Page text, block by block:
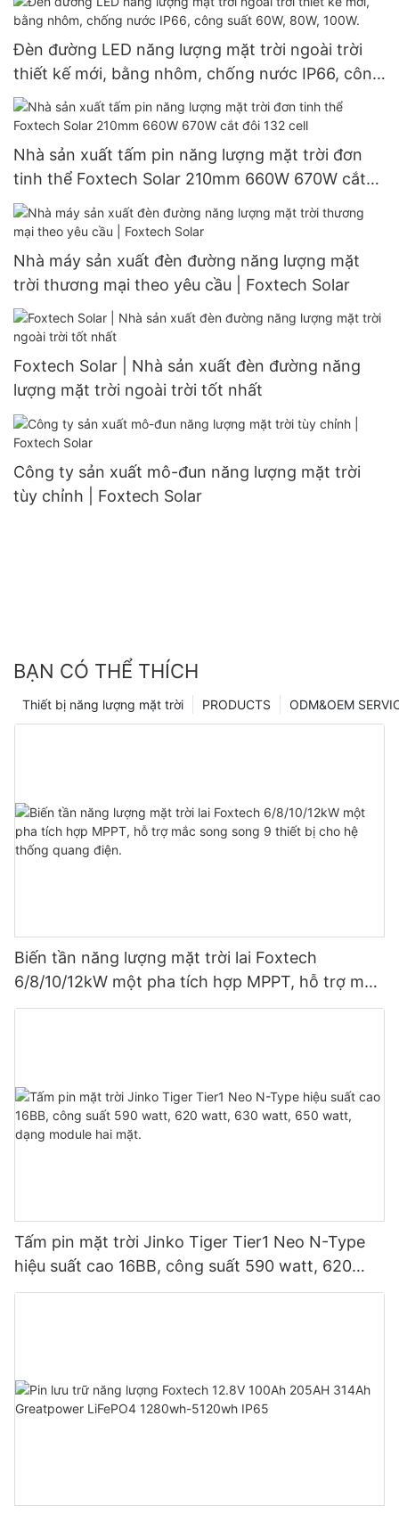
Đèn đường LED năng lượng mặt trời ngoài trời
thiết kế mới, bằng nhôm, chống nước IP66, công
suất 60W, 80W, 100W.
Nhà sản xuất tấm pin năng lượng mặt trời đơn
tinh thể Foxtech Solar 210mm 660W 670W cắt
đôi 132 cell
Nhà máy sản xuất đèn đường năng lượng mặt
trời thương mại theo yêu cầu | Foxtech Solar
Foxtech Solar | Nhà sản xuất đèn đường năng
lượng mặt trời ngoài trời tốt nhất
Công ty sản xuất mô-đun năng lượng mặt trời
tùy chỉnh | Foxtech Solar
BẠN CÓ THỂ THÍCH
ODM&OEM
PRODUCTS
Thiết bị năng lượng mặt trời
Biến tần năng lượng mặt trời lai Foxtech
6/8/10/12kW một pha tích hợp MPPT, hỗ trợ mắc
song song 9 thiết bị cho hệ thống quang điện.
Tấm pin mặt trời Jinko Tiger Tier1 Neo N-Type
hiệu suất cao 16BB, công suất 590 watt, 620
watt, 630 watt, 650 watt, dạng module hai mặt.